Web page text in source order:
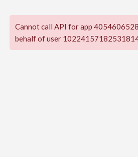
Cannot call API for app
behalf of user